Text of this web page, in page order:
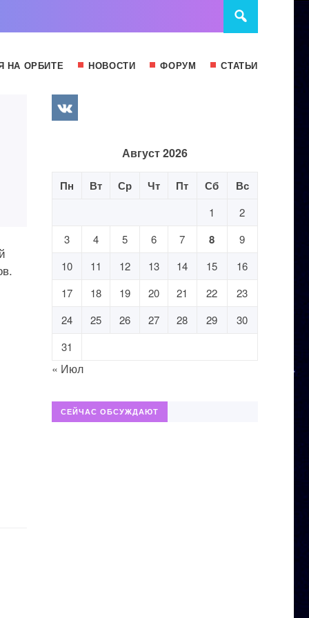
НА ОРБИТЕ НОВОСТИ ФОРУМ СТАТЬИ
Август 2026
Пн Вт Ср Чт Пт Сб Вс
1
2
3
4 5 6 7 8
9
10
11 12 13 14 15
16
17
18 19 20 21 22
23
24
25 26 27 28 29
30
31
« Июл
СЕЙЧАС ОБСУЖДАЮТ